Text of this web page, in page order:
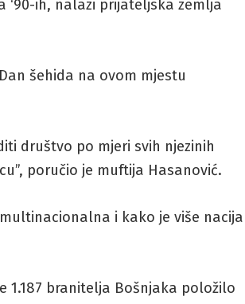
ih, nalazi prijateljska zemlja
šehida na ovom mjestu
društvo po mjeri svih njezinih
poručio je muftija Hasanović.
i kako je više nacija
1.187 branitelja Bošnjaka položilo